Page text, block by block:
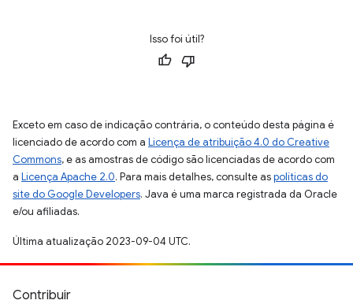
Isso foi útil?
Exceto em caso de indicação contrária, o conteúdo desta página é
licenciado de acordo com a Licença de atribuição 4.0 do Creative
Commons, e as amostras de código são licenciadas de acordo com
a Licença Apache 2.0. Para mais detalhes, consulte aspolíticas do
site do Google Developers. Java é uma marca registrada da Oracle
e/ou afiliadas.
Última atualização 2023-09-04 UTC.
Contribuir